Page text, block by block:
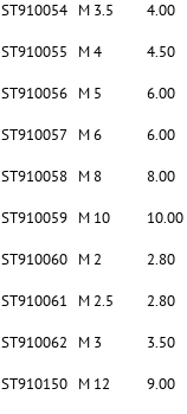
ST910054 M 3.5 4.00
ST910055 M 4 4.50
ST910056 M 5 6.00
ST910057 M 6 6.00
ST910058 M 8 8.00
ST910059 M 10 10.00
ST910060 M 2 2.80
ST910061 M 2.5 2.80
ST910062 M 3 3.50
ST910150 M 12 9.00